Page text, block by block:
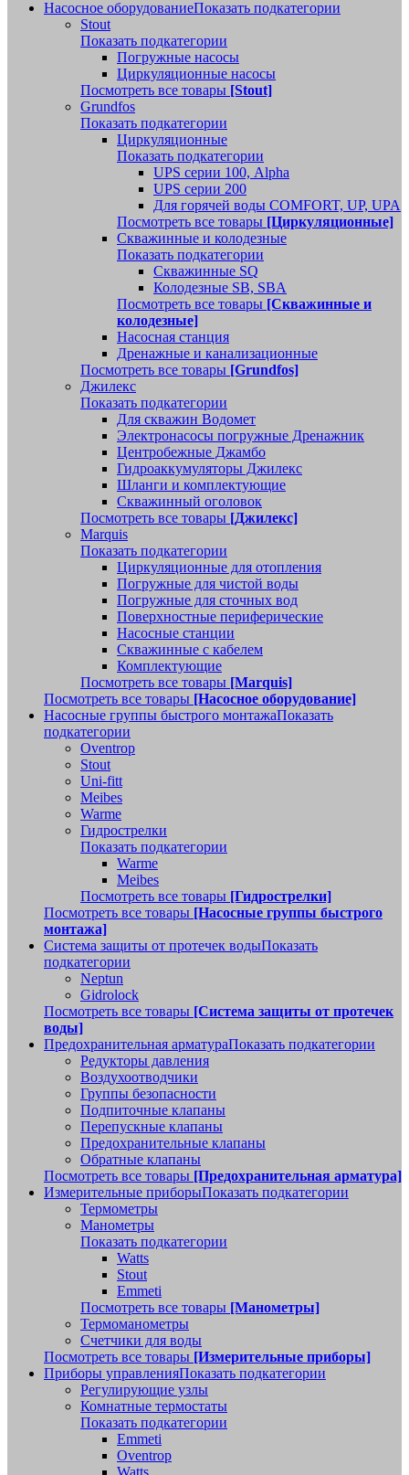
Насосное оборудованиеПоказать подкатегории
Stout
Показать подкатегории
Погружные насосы
Циркуляционные насосы
Посмотреть все товары [Stout]
Grundfos
Показать подкатегории
Циркуляционные
Показать подкатегории
UPS серии 100, Alpha
UPS серии 200
Для горячей воды COMFORT, UP, UPA
Посмотреть все товары [Циркуляционные]
Скважинные и колодезные
Показать подкатегории
Скважинные SQ
Колодезные SB, SBA
Посмотреть все товары [Скважинные и
колодезные]
Насосная станция
Дренажные и канализационные
Посмотреть все товары [Grundfos]
Джилекс
Показать подкатегории
Для скважин Водомет
Электронасосы погружные Дренажник
Центробежные Джамбо
Гидроаккумуляторы Джилекс
Шланги и комплектующие
Скважинный оголовок
Посмотреть все товары [Джилекс]
Marquis
Показать подкатегории
Циркуляционные для отопления
Погружные для чистой воды
Погружные для сточных вод
Поверхностные периферические
Насосные станции
Скважинные с кабелем
Комплектующие
Посмотреть все товары [Marquis]
Посмотреть все товары [Насосное оборудование]
Насосные группы быстрого монтажаПоказать
подкатегории
Oventrop
Stout
Uni-fitt
Meibes
Warme
Гидрострелки
Показать подкатегории
Warme
Meibes
Посмотреть все товары [Гидрострелки]
Посмотреть все товары [Насосные группы быстрого
монтажа]
Система защиты от протечек водыПоказать
подкатегории
Neptun
Gidrolock
Посмотреть все товары [Система защиты от протечек
воды]
Предохранительная арматураПоказать подкатегории
Редукторы давления
Воздухоотводчики
Группы безопасности
Подпиточные клапаны
Перепускные клапаны
Предохранительные клапаны
Обратные клапаны
Посмотреть все товары [Предохранительная арматура]
Измерительные приборыПоказать подкатегории
Термометры
Манометры
Показать подкатегории
Watts
Stout
Emmeti
Посмотреть все товары [Манометры]
Термоманометры
Счетчики для воды
Посмотреть все товары [Измерительные приборы]
Приборы управленияПоказать подкатегории
Регулирующие узлы
Комнатные термостаты
Показать подкатегории
Emmeti
Oventrop
Watts